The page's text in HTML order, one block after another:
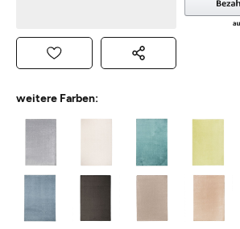
weitere Farben: